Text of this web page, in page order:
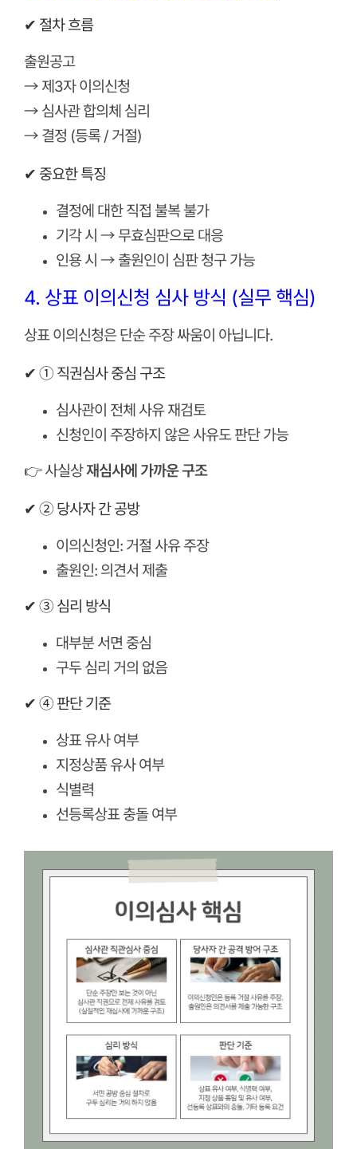
✔ 절차 흐름
출원공고
→ 제3자 이의신청
→ 심사관 합의체 심리
→ 결정 (등록 / 거절)
✔ 중요한 특징
결정에 대한 직접 불복 불가
기각 시 → 무효심판으로 대응
인용 시 → 출원인이 심판 청구 가능
4. 상표 이의신청 심사 방식 (실무 핵심)
상표 이의신청은 단순 주장 싸움이 아닙니다.
✔ ① 직권심사 중심 구조
심사관이 전체 사유 재검토
신청인이 주장하지 않은 사유도 판단 가능
👉 사실상재심사에 가까운 구조
✔ ② 당사자 간 공방
이의신청인: 거절 사유 주장
출원인: 의견서 제출
✔ ③ 심리 방식
대부분 서면 중심
구두 심리 거의 없음
✔ ④ 판단 기준
상표 유사 여부
지정상품 유사 여부
식별력
선등록상표 충돌 여부